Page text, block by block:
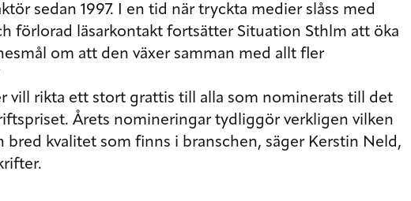
sedan 1997. I en tid när tryckta medier slåss med
förlorad läsarkontakt fortsätter Situation Sthlm att öka
om att den växer samman med allt fler
vill rikta ett stort grattis till alla som nominerats till det
Årets nomineringar tydliggör verkligen vilken
bred kvalitet som finns i branschen, säger Kerstin Neld,